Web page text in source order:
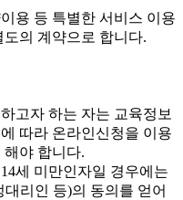
용 등 특별한 서비스 이용
의 계약으로 합니다.
고자 하는 자는 교육정보
따라 온라인신청을 이용
야 합니다.
세 미만인자일 경우에는
리인 등)의 동의를 얻어